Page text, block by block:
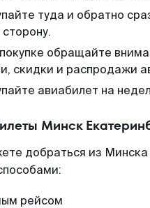
туда и обратно
обращайте
скидки и распродажи
авиабилет на
Минск
добраться из Минска
рейсом